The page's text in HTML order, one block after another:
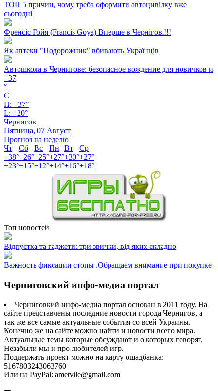
ТОП 5 причин, чому треба оформити автоцивілку вже
сьогодні
Френсіс Гойя (Francis Goya) Вперше в Чернігові!!!
Як аптеки "Подорожник" вбивають Українців
Автошкола в Чернигове: безопасное вождение для новичков и
+37
°
C
H: +37°
L: +20°
Чернигов
Пятница, 07 Август
Прогноз на неделю
Чт
Сб Вс Пн Вт
Ср
+38°+26°+25°+27°+30°+27°
+23°+15°+12°+14°+16°+18°
Топ новостей
Відпустка та гаджети: три звички, від яких складно
Важность фиксации стопы .Обращаем внимание при покупке
Черниговский инфо-медиа портал
Черниговкий инфо-медиа портал основан в 2011 году. На
сайте представлены последние новости города Чернигов, а
так же все самые актуальные события со всей Украины.
Конечно же на сайте можно найти и новости всего мира.
Актуальные темы которые обсуждают и о которых говорят.
Незабыли мы и про любителей игр.
Поддержать проект можно на карту ощадбанка:
5167803243063760
Или на PayPal: ametvile@gmail.com